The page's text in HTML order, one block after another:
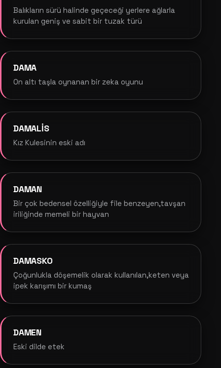
Balıkların sürü halinde geçeceği yerlere ağlarla
kurulan geniş ve sabit bir tuzak türü
DAMA
On altı taşla oynanan bir zeka oyunu
DAMALİS
Kız Kulesinin eski adı
DAMAN
Bir çok bedensel özelliğiyle file benzeyen,tavşan
iriliğinde memeli bir hayvan
DAMASKO
Çoğunlukla döşemelik olarak kullanılan,keten veya
ipek karışımı bir kumaş
DAMEN
Eski dilde etek